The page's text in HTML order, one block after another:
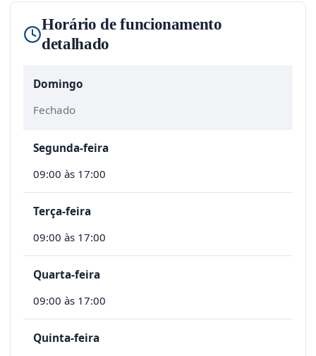
Horário de funcionamento
detalhado
Domingo
Fechado
Segunda-feira
09:00 às 17:00
Terça-feira
09:00 às 17:00
Quarta-feira
09:00 às 17:00
Quinta-feira